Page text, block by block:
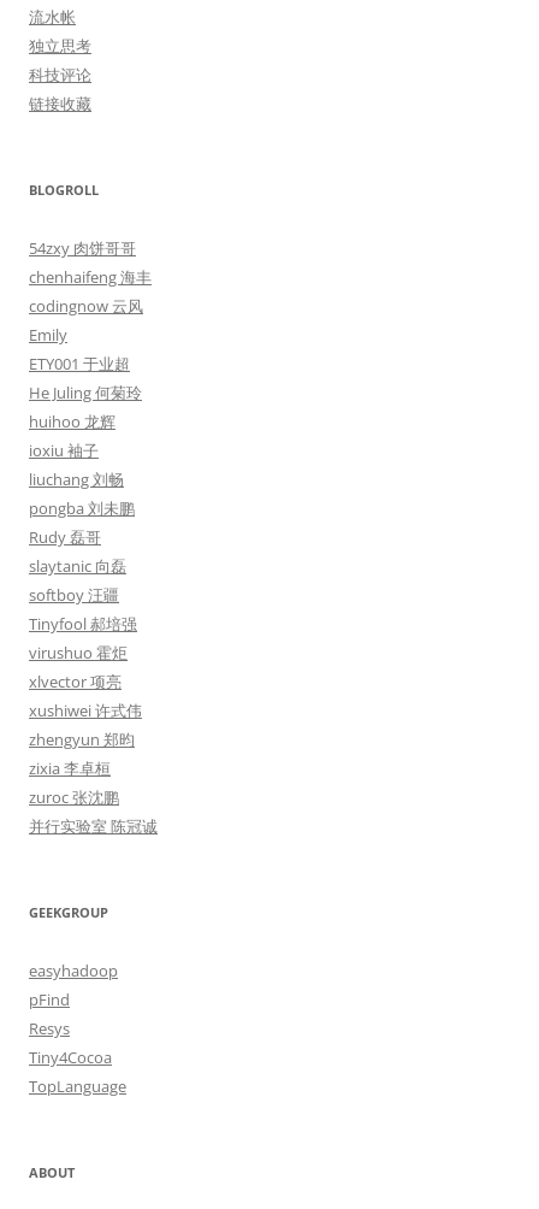
流水帐
独立思考
科技评论
链接收藏
BLOGROLL
54zxy 肉饼哥哥
chenhaifeng 海丰
codingnow 云风
Emily
ETY001 于业超
He Juling 何菊玲
huihoo 龙辉
ioxiu 袖子
liuchang 刘畅
pongba 刘未鹏
Rudy 磊哥
slaytanic 向磊
softboy 汪疆
Tinyfool 郝培强
virushuo 霍炬
xlvector 项亮
xushiwei 许式伟
zhengyun 郑昀
zixia 李卓桓
zuroc 张沈鹏
并行实验室 陈冠诚
GEEKGROUP
easyhadoop
pFind
Resys
Tiny4Cocoa
TopLanguage
ABOUT